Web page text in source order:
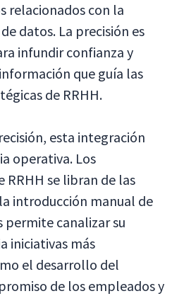
relacionados con la
datos. La precisión es
infundir confianza y
que guía las
de RRHH.
esta integración
operativa. Los
RRHH se libran de las
introducción manual de
permite canalizar su
iniciativas más
el desarrollo del
de los empleados y